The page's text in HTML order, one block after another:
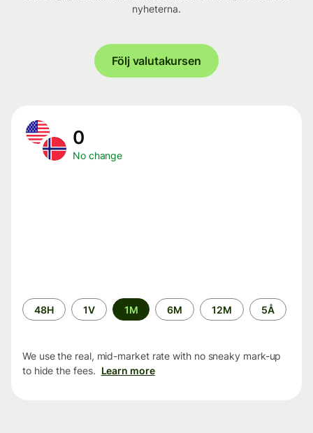
nyheterna.
Följ valutakursen
0
No change
Time
period
48H 1V 1M 6M 12M 5Å
We use the real, mid-market rate with no sneaky mark-up
to hide the fees. Learn more